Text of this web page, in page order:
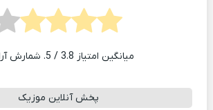
میانگین امتیاز 3.8 / 5. شمارش آرا:
پخش آنلاین موزیک